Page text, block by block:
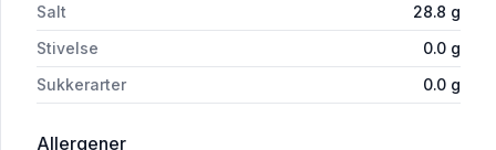
Salt
28.8 g
Stivelse
0.0 g
Sukkerarter
0.0 g
Allergeneri 'Caj P. Marinade & Grillolje Allround 750ml'